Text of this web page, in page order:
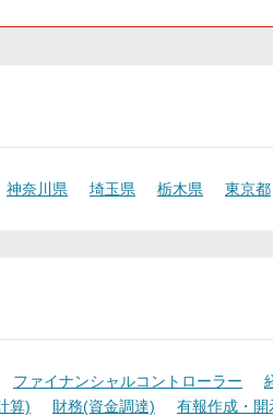
神奈川県 埼玉県 栃木県 東京都
ファイナンシャルコントローラー
算) 財務(資金調達) 有報作成・開